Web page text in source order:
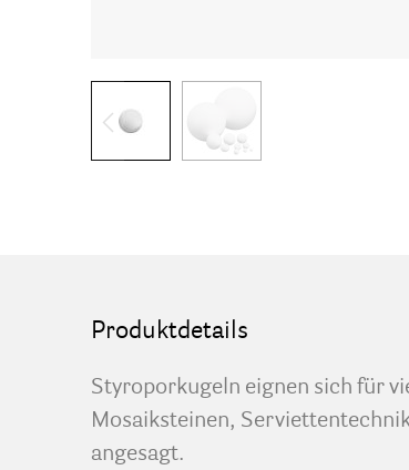
Produktdetails
Styroporkugeln eignen sich für
Mosaiksteinen,
angesagt.